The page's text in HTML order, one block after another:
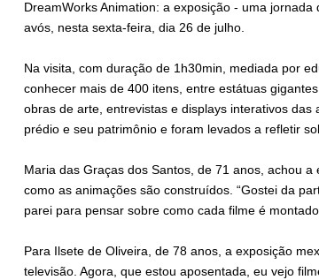
DreamWorks Animation: a exposição - uma
avós, nesta sexta-feira, dia 26 de julho.
Na visita, com duração de 1h30min, mediada por
conhecer mais de 400 itens, entre estátuas
obras de arte, entrevistas e displays interativos
prédio e seu patrimônio e foram levados a refletir
Maria das Graças dos Santos, de 71 anos, achou
como as animações são construídos. “Gostei da
parei para pensar sobre como cada filme é
Para Ilsete de Oliveira, de 78 anos, a exposição
televisão. Agora, que estou aposentada, eu vejo